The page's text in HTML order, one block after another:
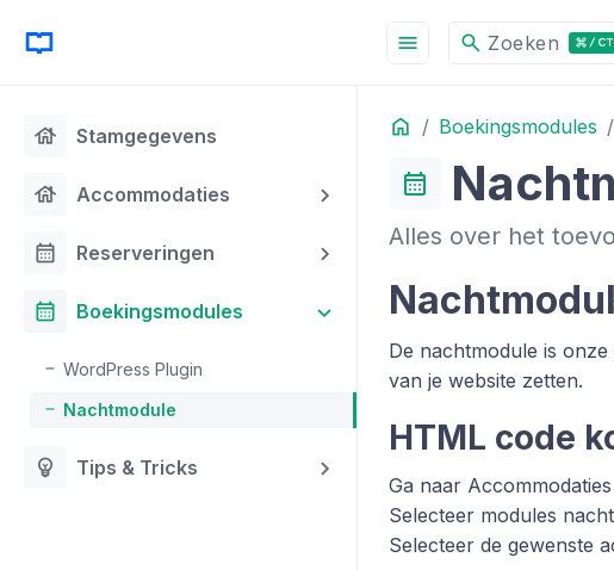
house Stamgegevens
house Accommodaties
calendar_month Reserveringen
calendar_month Boekingsmodules
WordPress Plugin
Nachtmodule
emoji_objects Tips & Tricks
menu search Zoeken
Home Boekingsmodules
calendar_month
Alles over het
De nachtmodule is
van je website zetten.
HTML code
Ga naar
Selecteer modules nacht
Selecteer de gewenste